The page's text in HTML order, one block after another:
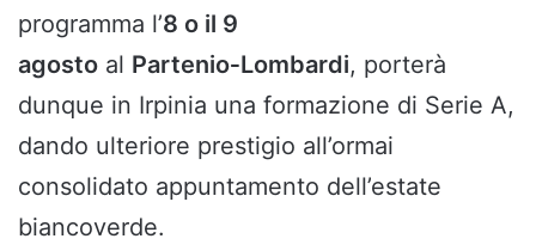
programma l’8 o il 9
agosto al Partenio‑Lombardi, porterà
dunque in Irpinia una formazione di Serie A,
dando ulteriore prestigio all’ormai
consolidato appuntamento dell’estate
biancoverde.